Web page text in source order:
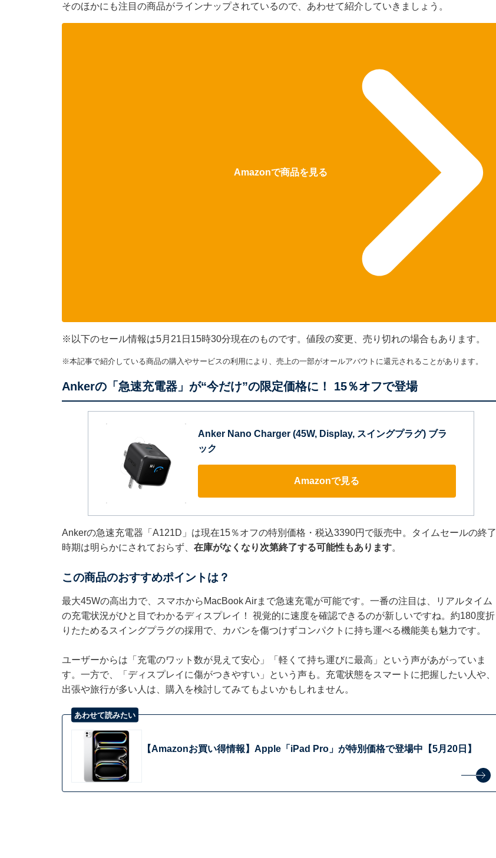
そのほかにも注目の商品がラインナップされているので、あわせて紹介していきましょう。
Amazonで商品を見る
※以下のセール情報は5月21日15時30分現在のものです。値段の変更、売り切れの場合もあります。
※本記事で紹介している商品の購入やサービスの利用により、売上の一部がオールアバウトに還元されることがあります。
Ankerの「急速充電器」が“今だけ”の限定価格に！ 15％オフで登場
Anker Nano Charger (45W, Display, スイングプラグ) ブラ
ック
Amazonで見る
Ankerの急速充電器「A121D」は現在15％オフの特別価格・税込3390円で販売中。タイムセールの終了
時期は明らかにされておらず、 在庫がなくなり次第終了する可能性もあります。
この商品のおすすめポイントは？
最大45Wの高出力で、スマホからMacBook Airまで急速充電が可能です。一番の注目は、リアルタイム
の充電状況がひと目でわかるディスプレイ！ 視覚的に速度を確認できるのが新しいですね。約180度折
りたためるスイングプラグの採用で、カバンを傷つけずコンパクトに持ち運べる機能美も魅力です。
ユーザーからは「充電のワット数が見えて安心」「軽くて持ち運びに最高」という声があがっていま
す。一方で、「ディスプレイに傷がつきやすい」という声も。充電状態をスマートに把握したい人や、
出張や旅行が多い人は、購入を検討してみてもよいかもしれません。
あわせて読みたい
【Amazonお買い得情報】Apple「iPad Pro」が特別価格で登場中【5月20日】